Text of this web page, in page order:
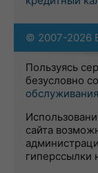
© 2007-2026
Пользуясь
безусловно
обслуживания
сайта
гиперссылки